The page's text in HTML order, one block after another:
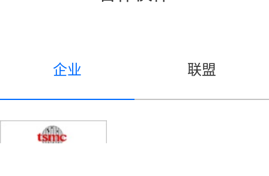
企业 联盟